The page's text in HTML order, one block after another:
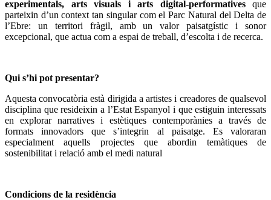
experimentals, arts visuals i arts digital-performativesque
parteixin d’un context tan singular com el Parc Natural del Delta de
l’Ebre: un territori fràgil, amb un valor paisatgístic i sonor
excepcional, que actua com a espai de treball, d’escolta i de recerca.
Qui s’hi pot presentar?
Aquesta convocatòria està dirigida a artistes i creadores de qualsevol
disciplina que resideixin a l’Estat Espanyol i que estiguin interessats
en explorar narratives i estètiques contemporànies a través de
formats innovadors que s’integrin al paisatge. Es valoraran
especialment aquells projectes que abordin temàtiques de
sostenibilitat i relació amb el medi natural
Condicions de la residència